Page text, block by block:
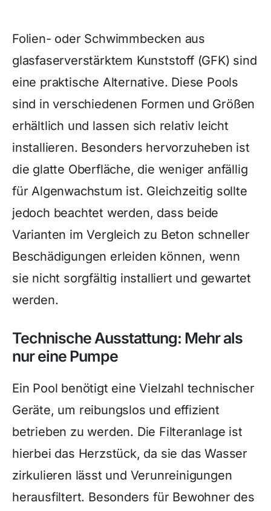
Folien- oder Schwimmbecken aus
glasfaserverstärktem Kunststoff (GFK) sind
eine praktische Alternative. Diese Pools
sind in verschiedenen Formen und Größen
erhältlich und lassen sich relativ leicht
installieren. Besonders hervorzuheben ist
die glatte Oberfläche, die weniger anfällig
für Algenwachstum ist. Gleichzeitig sollte
jedoch beachtet werden, dass beide
Varianten im Vergleich zu Beton schneller
Beschädigungen erleiden können, wenn
sie nicht sorgfältig installiert und gewartet
werden.
Technische Ausstattung: Mehr als
nur eine Pumpe
Ein Pool benötigt eine Vielzahl technischer
Geräte, um reibungslos und effizient
betrieben zu werden. Die Filteranlage ist
hierbei das Herzstück, da sie das Wasser
zirkulieren lässt und Verunreinigungen
herausfiltert. Besonders für Bewohner des